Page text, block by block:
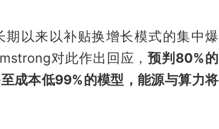
以来以补贴换增长模式的集中爆
对此作出回应，预判80%的
成本低99%的模型，能源与算力将